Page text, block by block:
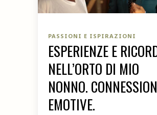
PASSIONI E ISPIRAZIONI
ESPERIENZE E
NELL’ORTO DI MIO
NONNO.
EMOTIVE.